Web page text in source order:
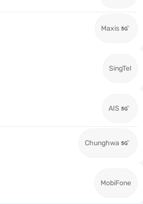
Maxis
SingTel
AIS
Chunghwa
MobiFone